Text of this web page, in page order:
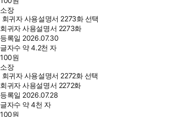
소장
회귀자 사용설명서 2273화 선택
회귀자 사용설명서 2273화
등록일 2026.07.30
글자수 약 4.2천 자
100원
소장
회귀자 사용설명서 2272화 선택
회귀자 사용설명서 2272화
등록일 2026.07.28
글자수 약 4천 자
100원